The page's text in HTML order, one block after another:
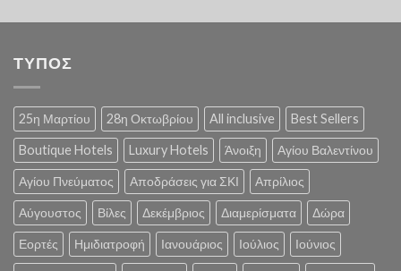
ΤΥΠΟΣ
25η Μαρτίου 28η Οκτωβρίου All inclusive Best Sellers
Boutique Hotels Luxury Hotels Άνοιξη Αγίου Βαλεντίνου
Αγίου Πνεύματος Αποδράσεις για ΣΚΙ Απρίλιος
Αύγουστος Βίλες Δεκέμβριος Διαμερίσματα Δώρα
Εορτές Ημιδιατροφή Ιανουάριος Ιούλιος Ιούνιος